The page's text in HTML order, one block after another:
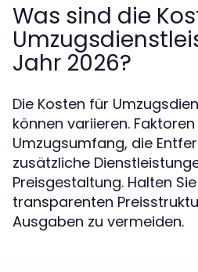
Was sind die
Jahr 2026?
Die Kosten für
können variieren.
Umzugsumfang, die
zusätzliche
Preisgestaltung. Halten
transparenten
Ausgaben zu vermeiden.